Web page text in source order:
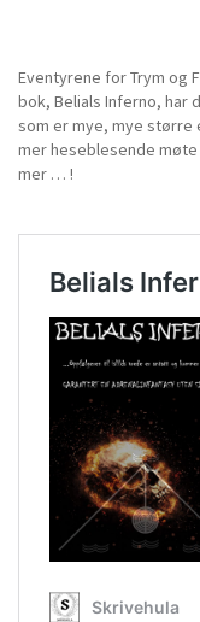
Eventyrene for Trym og
bok, Belials Inferno, har
som er mye, mye større
mer heseblesende
mer … !